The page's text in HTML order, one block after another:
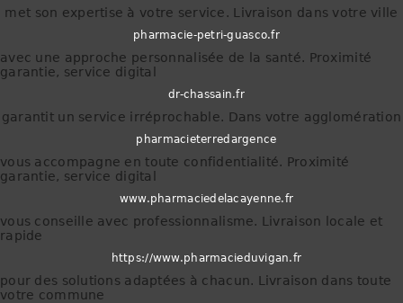
met son expertise à votre service. Livraison dans votre ville
pharmacie-petri-guasco.fr
avec une approche personnalisée de la santé. Proximité
garantie, service digital
dr-chassain.fr
garantit un service irréprochable. Dans votre agglomération
pharmacieterredargence
vous accompagne en toute confidentialité. Proximité
garantie, service digital
www.pharmaciedelacayenne.fr
vous conseille avec professionnalisme. Livraison locale et
rapide
https://www.pharmacieduvigan.fr
pour des solutions adaptées à chacun. Livraison dans toute
votre commune